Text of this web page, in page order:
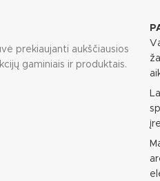
prekiaujanti aukščiausios
gaminiais ir produktais.